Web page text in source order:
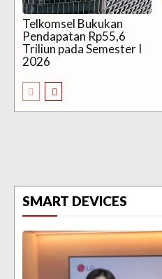
Telkomsel Bukukan
Pendapatan Rp55,6
Triliun pada Semester I
2026
SMART DEVICES